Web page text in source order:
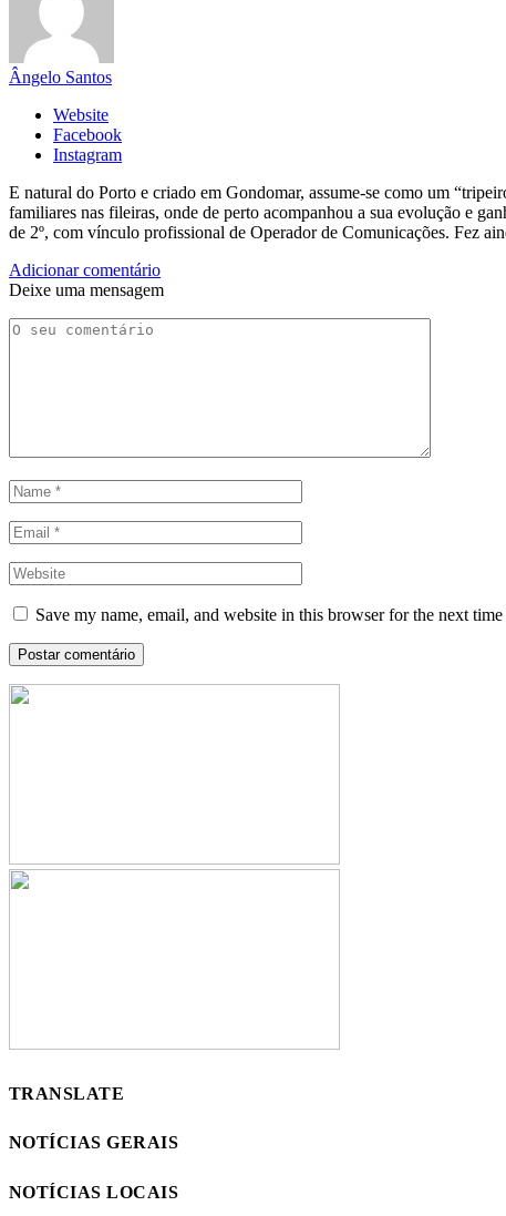
Ângelo Santos
Website
Facebook
Instagram
E natural do Porto e criado em Gondomar, assume-se como um
familiares nas fileiras, onde de perto acompanhou a sua evolução e
de 2º, com vínculo profissional de Operador de Comunicações. Fez
Adicionar comentário
Deixe uma mensagem
Save my name, email, and website in this browser for the next
TRANSLATE
NOTÍCIAS GERAIS
NOTÍCIAS LOCAIS